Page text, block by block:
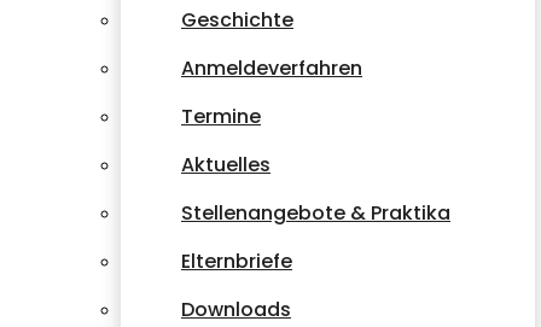
Geschichte
Anmeldeverfahren
Termine
Aktuelles
Stellenangebote & Praktika
Elternbriefe
Downloads